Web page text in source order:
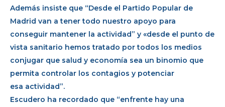
Además insiste que “Desde el Partido Popular de
Madrid van a tener todo nuestro apoyo para
conseguir mantener la actividad” y «desde el punto de
vista sanitario hemos tratado por todos los medios
conjugar que salud y economía sea un binomio que
permita controlar los contagios y potenciar
esa actividad”.
Escudero ha recordado que “enfrente hay una